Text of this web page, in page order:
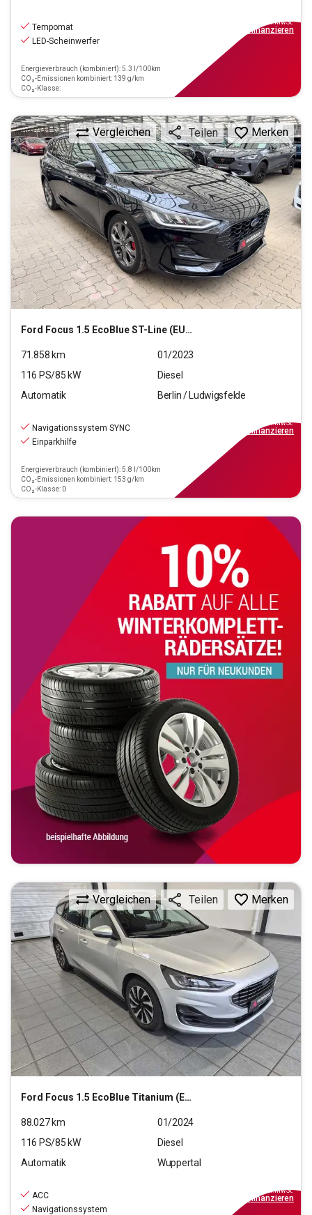
Tempomat
LED-Scheinwerfer
Energieverbrauch (kombiniert): 5.3 l/100km
CO₂-Emissionen kombiniert: 139 g/km
CO₂-Klasse:
inkl.MwSt.
finanzieren
Ford Focus 1.5 EcoBlue ST-Line (EURO 6d)
Vergleichen Teilen Merken
71.858 km
01/2023
116 PS/85 kW
Diesel
Automatik
Berlin / Ludwigsfelde
Navigationssystem SYNC
Einparkhilfe
Energieverbrauch (kombiniert): 5.8 l/100km
CO₂-Emissionen kombiniert: 153 g/km
CO₂-Klasse: D
inkl.MwSt.
finanzieren
Ford Focus 1.5 EcoBlue Titanium (EURO 6d)
Vergleichen Teilen Merken
88.027km
01/2024
116 PS/85 kW
Diesel
Automatik
Wuppertal
ACC
Navigationssystem
inkl.MwSt.
finanzieren